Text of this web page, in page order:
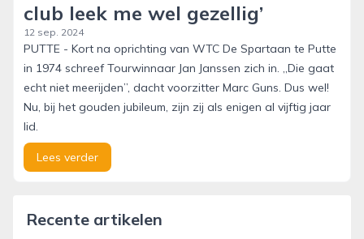
club leek me wel gezellig’
12 sep. 2024
PUTTE - Kort na oprichting van WTC De Spartaan te Putte
in 1974 schreef Tourwinnaar Jan Janssen zich in. ,,Die gaat
echt niet meerijden”, dacht voorzitter Marc Guns. Dus wel!
Nu, bij het gouden jubileum, zijn zij als enigen al vijftig jaar
lid.
Lees verder
Recente artikelen